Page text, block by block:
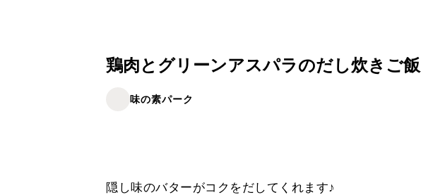
鶏肉とグリーンアスパラのだし炊きご飯
味の素パーク
隠し味のバターがコクをだしてくれます♪